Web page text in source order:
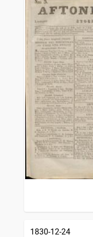
1830-12-24